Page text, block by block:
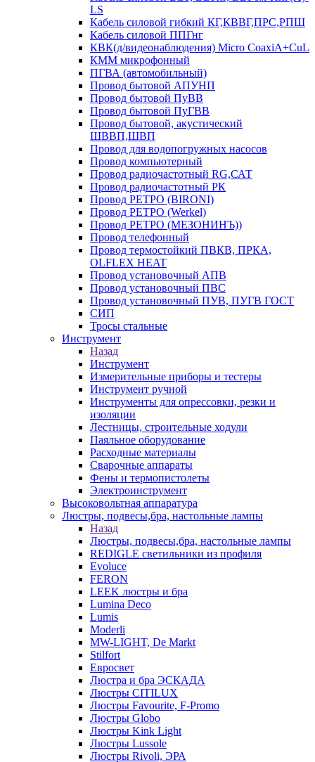
LS
Кабель силовой гибкий КГ,КВВГ,ПРС,РПШ
Кабель силовой ППГнг
КВК(д/видеонаблюдения) Micro CoaxiA+CuL
КММ микрофонный
ПГВА (автомобильный)
Провод бытовой АПУНП
Провод бытовой ПуВВ
Провод бытовой ПуГВВ
Провод бытовой, акустический
ШВВП,ШВП
Провод для водопогружных насосов
Провод компьютерный
Провод радиочастотный RG,САТ
Провод радиочастотный РК
Провод РЕТРО (BIRONI)
Провод РЕТРО (Werkel)
Провод РЕТРО (МЕЗОНИНЪ))
Провод телефонный
Провод термостойкий ПВКВ, ПРКА,
OLFLEX HEAT
Провод установочный АПВ
Провод установочный ПВС
Провод установочный ПУВ, ПУГВ ГОСТ
СИП
Тросы стальные
Инструмент
Назад
Инструмент
Измерительные приборы и тестеры
Инструмент ручной
Инструменты для опрессовки, резки и
изоляции
Лестницы, строительные ходули
Паяльное оборудование
Расходные материалы
Сварочные аппараты
Фены и термопистолеты
Электроинструмент
Высоковольтная аппаратура
Люстры, подвесы,бра, настольные лампы
Назад
Люстры, подвесы,бра, настольные лампы
REDIGLE светильники из профиля
Evoluce
FERON
LEEK люстры и бра
Lumina Deco
Lumis
Moderli
MW-LIGHT, De Markt
Stilfort
Евросвет
Люстра и бра ЭСКАДА
Люстры CITILUX
Люстры Favourite, F-Promo
Люстры Globo
Люстры Kink Light
Люстры Lussole
Люстры Rivoli, ЭРА